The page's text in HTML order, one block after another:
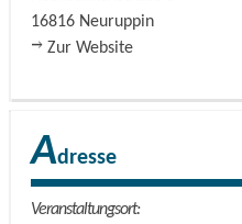
16816 Neuruppin
Zur Website
Adresse
Veranstaltungsort: